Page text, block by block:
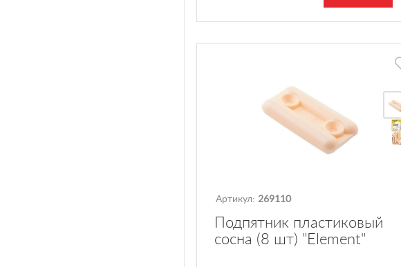
Артикул: 269110
Подпятник пластиковый
сосна (8 шт) "Element"